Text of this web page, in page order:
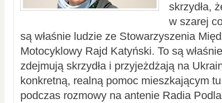
skrzydła,
w szarej
są właśnie ludzie ze Stowarzyszenia
Motocyklowy Rajd Katyński. To są
zdejmują skrzydła i przyjeżdżają na
konkretną, realną pomoc mieszkającym
podczas rozmowy na antenie Radia